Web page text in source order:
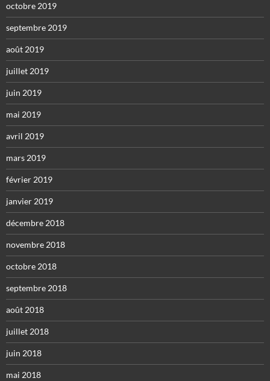
octobre 2019
septembre 2019
août 2019
juillet 2019
juin 2019
mai 2019
avril 2019
mars 2019
février 2019
janvier 2019
décembre 2018
novembre 2018
octobre 2018
septembre 2018
août 2018
juillet 2018
juin 2018
mai 2018